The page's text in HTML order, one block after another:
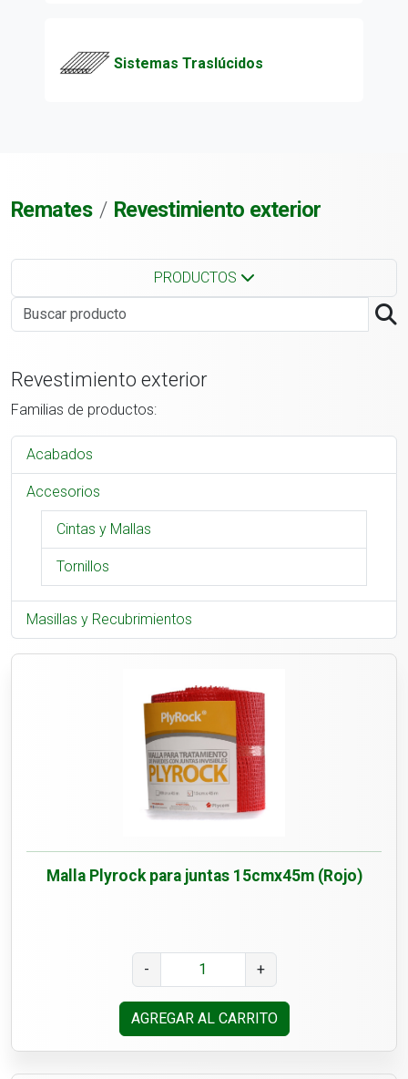
Sistemas Traslúcidos
Remates Revestimiento exterior
PRODUCTOS
Revestimiento exterior
Familias de productos:
Acabados
Accesorios
Cintas y Mallas
Tornillos
Masillas y Recubrimientos
Malla Plyrock para juntas 15cmx45m (Rojo)
- +
AGREGAR AL CARRITO